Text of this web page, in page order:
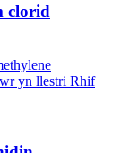
clorid